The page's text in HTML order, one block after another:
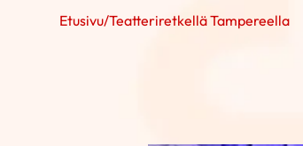
Etusivu/Teatteriretkellä Tampereella